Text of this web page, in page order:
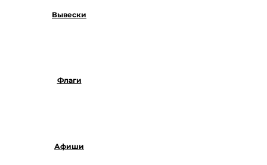
Вывески
Флаги
Афиши